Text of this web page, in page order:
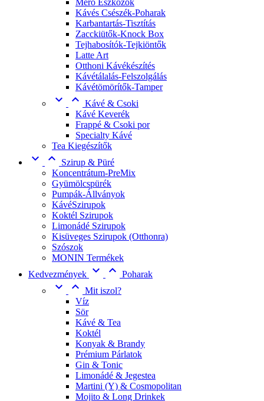
Mérő Eszközök
Kávés Csészék-Poharak
Karbantartás-Tisztítás
Zacckiütők-Knock Box
Tejhabosítók-Tejkiöntők
Latte Art
Otthoni Kávékészítés
Kávétálalás-Felszolgálás
Kávétömörítők-Tamper
  Kávé & Csoki
Kávé Keverék
Frappé & Csoki por
Specialty Kávé
Tea Kiegészítők
 
Szirup & Püré
Koncentrátum-PreMix
Gyümölcspürék
Pumpák-Állványok
KávéSzirupok
Koktél Szirupok
Limonádé Szirupok
Kisüveges Szirupok (Otthonra)
Szószok
MONIN Termékek
Kedvezmények   Poharak
  Mit iszol?
Víz
Sör
Kávé & Tea
Koktél
Konyak & Brandy
Prémium Párlatok
Gin & Tonic
Limonádé & Jegestea
Martini (Y) & Cosmopolitan
Mojito & Long Drinkek